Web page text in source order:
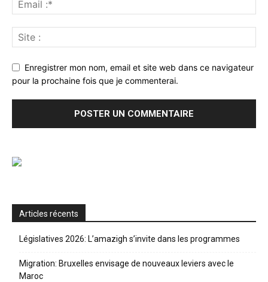
Enregistrer mon nom, email et site web dans ce navigateur
pour la prochaine fois que je commenterai.
Articles récents
Législatives 2026: L’amazigh s’invite dans les programmes
Migration: Bruxelles envisage de nouveaux leviers avec le
Maroc